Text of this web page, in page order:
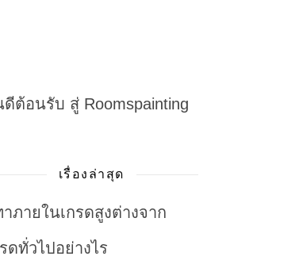
ดีต้อนรับ สู่ Roomspainting
เรื่องล่าสุด
ภายในเกรดสูงต่างจาก
ดทั่วไปอย่างไร